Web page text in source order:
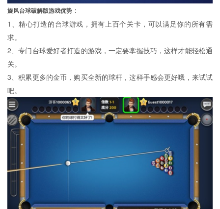
旋风台球破解版游戏优势 ：
1、精心打造的台球游戏，拥有上百个关卡，可以满足你的所有需
求。
2、专门台球爱好者打造的游戏，一定要掌握技巧，这样才能轻松通
关。
3、积累更多的金币，购买全新的球杆，这样手感会更好哦，来试试
吧。